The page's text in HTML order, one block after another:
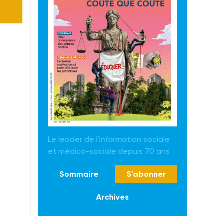
Le leader de l'information sociale
et médico-sociale depuis 70 ans
Sommaire S'abonner
Archives